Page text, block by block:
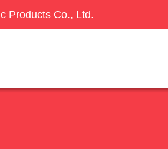
Products Co., Ltd.